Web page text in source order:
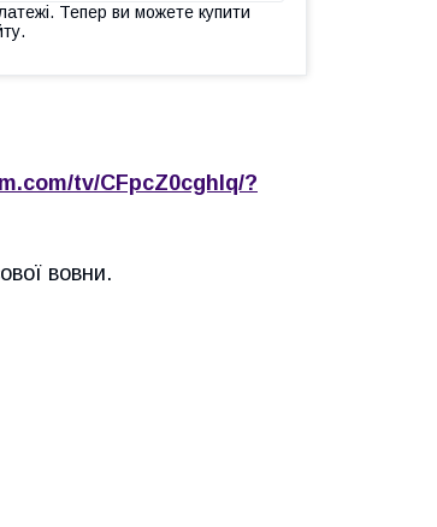
Тепер ви можете купити
tv/CFpcZ0cghIq/?
вовни.